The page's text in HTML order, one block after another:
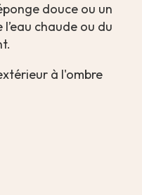
douce ou un
chaude ou du
à l'ombre